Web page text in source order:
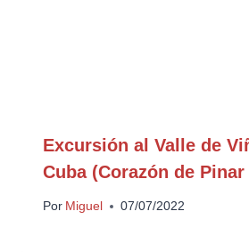
Excursión al Valle de
Cuba (Corazón de
Por Miguel 07/07/2022